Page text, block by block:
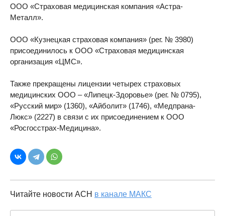
ООО «Страховая медицинская компания «Астра-
Металл».
ООО «Кузнецкая страховая компания» (рег. № 3980)
присоединилось к ООО «Страховая медицинская
организация «ЦМС».
Также прекращены лицензии четырех страховых
медицинских ООО – «Липецк-Здоровье» (рег. № 0795),
«Русский мир» (1360), «Айболит» (1746), «Медпрана-
Люкс» (2227) в связи с их присоединением к ООО
«Росгосстрах-Медицина».
Читайте новости АСН в канале МАКС